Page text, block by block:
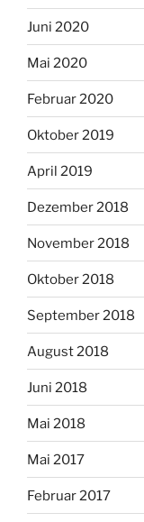
Juni 2020
Mai 2020
Februar 2020
Oktober 2019
April 2019
Dezember 2018
November 2018
Oktober 2018
September 2018
August 2018
Juni 2018
Mai 2018
Mai 2017
Februar 2017